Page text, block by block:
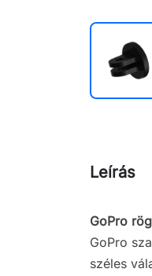
Leírás
GoPro
GoPro
széles